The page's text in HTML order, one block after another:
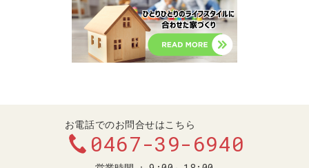
お電話でのお問合せはこちら
0467-39-6940